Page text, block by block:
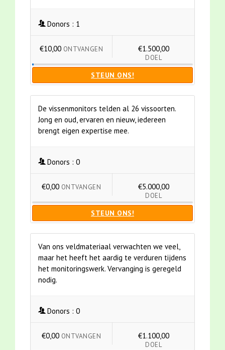
Donors : 1
€10,00 ONTVANGEN €1.500,00
DOEL
STEUN ONS!
De vissenmonitors telden al 26 vissoorten.
Jong en oud, ervaren en nieuw, iedereen
brengt eigen expertise mee.
Donors : 0
€0,00 ONTVANGEN €5.000,00
DOEL
STEUN ONS!
Van ons veldmateriaal verwachten we veel,
maar het heeft het aardig te verduren tijdens
het monitoringswerk. Vervanging is geregeld
nodig.
Donors : 0
€0,00 ONTVANGEN €1.100,00
DOEL